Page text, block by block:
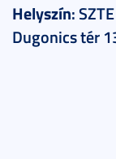
Helyszín:
Dugonics tér